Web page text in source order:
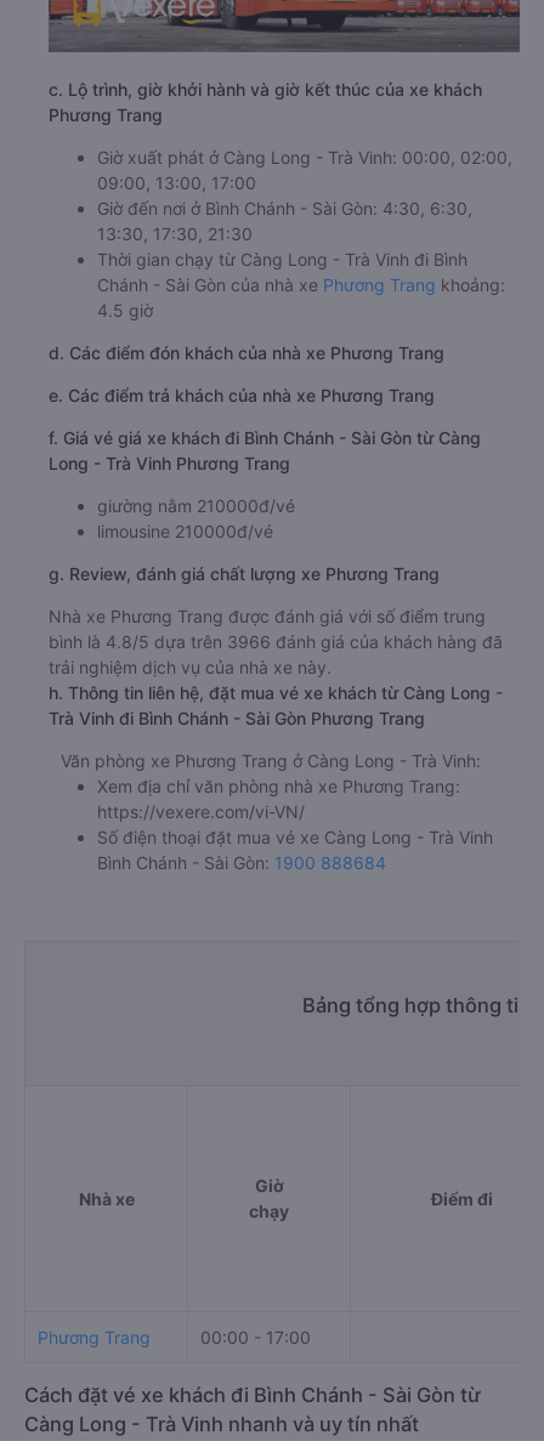
c. Lộ trình, giờ khởi hành và giờ kết thúc của xe khách
Phương Trang
Giờ xuất phát ở Càng Long - Trà Vinh: 00:00, 02:00,
09:00, 13:00, 17:00
Giờ đến nơi ở Bình Chánh - Sài Gòn: 4:30, 6:30,
13:30, 17:30, 21:30
Thời gian chạy từ Càng Long - Trà Vinh đi Bình
Chánh - Sài Gòn của nhà xe Phương Trang khoảng:
4.5 giờ
d. Các điểm đón khách của nhà xe Phương Trang
e. Các điểm trả khách của nhà xe Phương Trang
f. Giá vé giá xe khách đi Bình Chánh - Sài Gòn từ Càng
Long - Trà Vinh Phương Trang
giường nằm 210000đ/vé
limousine 210000đ/vé
g. Review, đánh giá chất lượng xe Phương Trang
Nhà xe Phương Trang được đánh giá với số điểm trung
bình là 4.8/5 dựa trên 3966 đánh giá của khách hàng đã
trải nghiệm dịch vụ của nhà xe này.
h. Thông tin liên hệ, đặt mua vé xe khách từ Càng Long -
Trà Vinh đi Bình Chánh - Sài Gòn Phương Trang
Văn phòng xe Phương Trang ở Càng Long - Trà Vinh:
Xem địa chỉ văn phòng nhà xe Phương Trang:
https://vexere.com/vi-VN/
Số điện thoại đặt mua vé xe Càng Long - Trà Vinh
Bình Chánh - Sài Gòn: 1900 888684
Bảng tổng hợp thông tin
Nhà xe
Giờ
chạy
Điểm đi
Phương Trang 00:00 - 17:00
Cách đặt vé xe khách đi Bình Chánh - Sài Gòn từ
Càng Long - Trà Vinh nhanh và uy tín nhất